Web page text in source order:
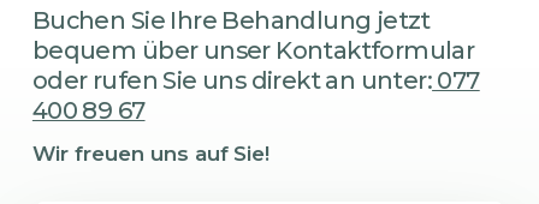
Buchen Sie Ihre Behandlung jetzt
bequem über unser Kontaktformular
oder rufen Sie uns direkt an unter: 077
400 89 67
Wir freuen uns auf Sie!